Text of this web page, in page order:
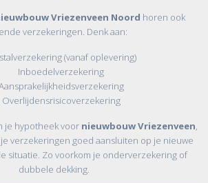
Vriezenveen Noord horen ook
verzekeringen. Denk aan:
(vanaf oplevering)
Inboedelverzekering
Overlijdensrisicoverzekering
je hypotheek voor nieuwbouw Vriezenveen
verzekeringen goed aansluiten op je nieuwe
situatie. Zo voorkom je onderverzekering of
dubbele dekking.